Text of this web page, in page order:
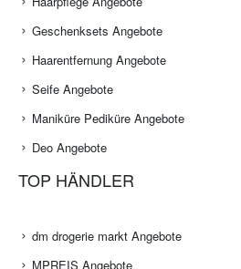
Geschenksets Angebote
Haarentfernung Angebote
Seife Angebote
Maniküre Pediküre Angebote
Deo Angebote
TOP HÄNDLER
dm drogerie markt Angebote
MPREIS Angebote